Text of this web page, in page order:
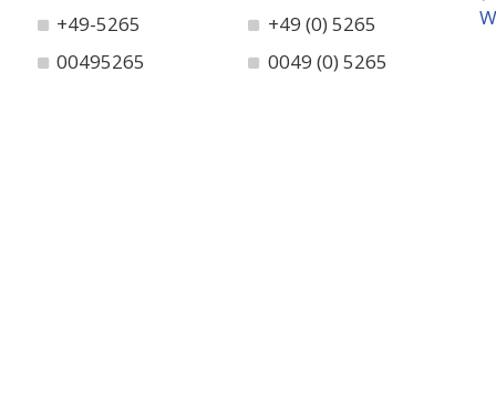
+49-5265
+49 (0) 5265
00495265
0049 (0) 5265